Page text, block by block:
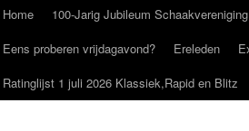
Home 100-Jarig Jubileum
Eens proberen vrijdagavond?
Ereleden
Ratinglijst 1 juli 2026 Klassiek,Rapid en Blitz